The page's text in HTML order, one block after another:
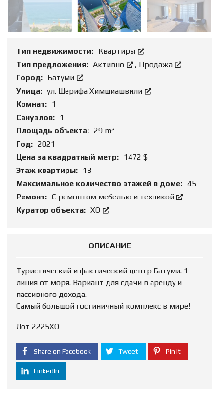
Тип недвижимости: Квартиры
Тип предложения: Активно , Продажа
Город: Батуми
Улица: ул. Шерифа Химшиашвили
Комнат: 1
Санузлов: 1
Площадь объекта: 29 m²
Год: 2021
Цена за квадратный метр: 1472 $
Этаж квартиры: 13
Максимальное количество этажей в доме: 45
Ремонт: С ремонтом мебелью и техникой
Куратор объекта: ХО
ОПИСАНИЕ
Туристический и фактический центр Батуми. 1
линия от моря. Вариант для сдачи в аренду и
пассивного дохода.
Самый большой гостиничный комплекс в мире!
Лот 2225ХО
Share on Facebook Tweet Pin it
LinkedIn